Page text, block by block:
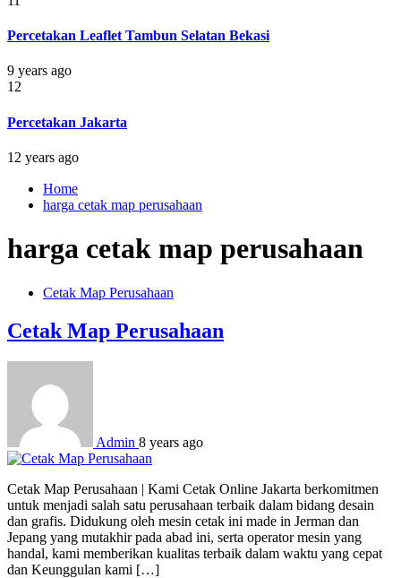
Percetakan Leaflet Tambun Selatan Bekasi
9 years ago
12
Percetakan Jakarta
12 years ago
Home
harga cetak map perusahaan
harga cetak map perusahaan
Cetak Map Perusahaan
Cetak Map Perusahaan
Admin 8 years ago
Cetak Map Perusahaan | Kami Cetak Online Jakarta berkomitmen
untuk menjadi salah satu perusahaan terbaik dalam bidang desain
dan grafis. Didukung oleh mesin cetak ini made in Jerman dan
Jepang yang mutakhir pada abad ini, serta operator mesin yang
handal, kami memberikan kualitas terbaik dalam waktu yang cepat
dan Keunggulan kami […]